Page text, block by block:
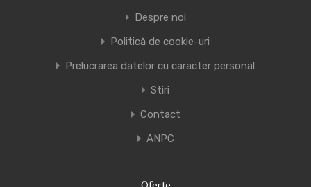
Despre noi
Politică de cookie-uri
Prelucrarea datelor cu caracter personal
Stiri
Contact
ANPC
Oferte